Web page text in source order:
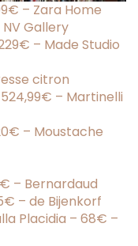
– Zara Home
NV Gallery
– Made Studio
citron
– Martinelli
– Moustache
– Bernardaud
– de Bijenkorf
Placidia – 68€ –